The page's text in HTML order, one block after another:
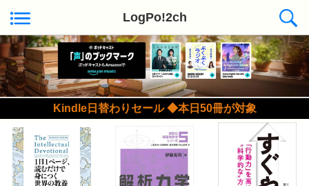
LogPo!2ch
Kindle日替わりセール ◆本日50冊が対象